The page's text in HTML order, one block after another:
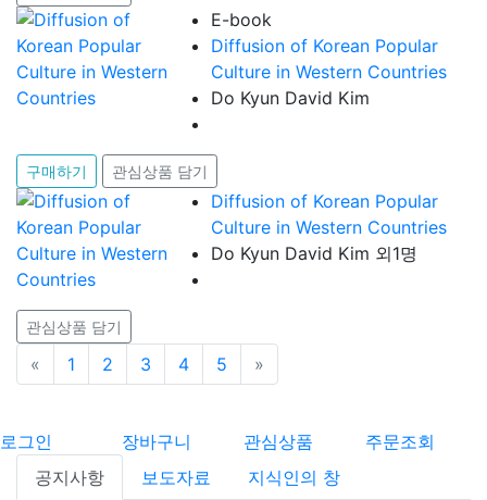
E-book
Diffusion of Korean Popular
Culture in Western Countries
Do Kyun David Kim
구매하기 관심상품 담기
Diffusion of Korean Popular
Culture in Western Countries
Do Kyun David Kim 외1명
관심상품 담기
« 이전
1 2 3 4 5 »
로그인 장바구니 관심상품
주문조회
공지사항
보도자료
지식인의 창